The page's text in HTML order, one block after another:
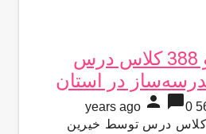
ساخت یک‎هزار و 388 کلاس درس
در استان
56
person chat_bubble0
ساخت یک‎هزار و 388 کلاس درس توسط خیرین